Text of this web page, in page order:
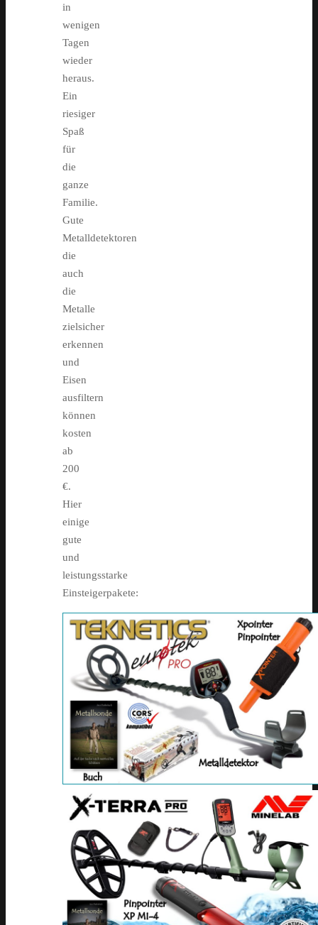
in
wenigen
Tagen
wieder
heraus.
Ein
riesiger
Spaß
für
die
ganze
Familie.
Gute
Metalldetektoren
die
auch
die
Metalle
zielsicher
erkennen
und
Eisen
ausfiltern
können
kosten
ab
200
€.
Hier
einige
gute
und
leistungsstarke
Einsteigerpakete: